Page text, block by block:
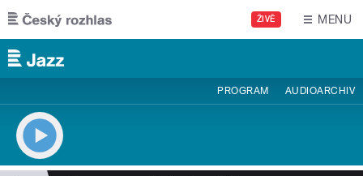
Přejít k hlavnímu obsahu
ŽIVĚ MENU
PROGRAM AUDIOARCHIV